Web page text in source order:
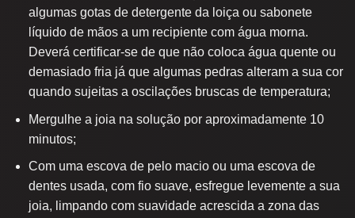
algumas gotas de detergente da loiça ou sabonete
líquido de mãos a um recipiente com água morna.
Deverá certificar-se de que não coloca água quente ou
demasiado fria já que algumas pedras alteram a sua cor
quando sujeitas a oscilações bruscas de temperatura;
Mergulhe a joia na solução por aproximadamente 10
minutos;
Com uma escova de pelo macio ou uma escova de
dentes usada, com fio suave, esfregue levemente a sua
joia, limpando com suavidade acrescida a zona das